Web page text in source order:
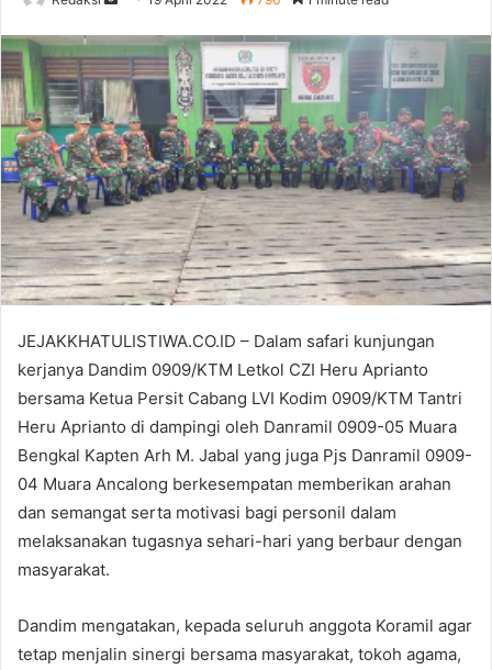
JEJAKKHATULISTIWA.CO.ID – Dalam safari kunjungan
kerjanya Dandim 0909/KTM Letkol CZI Heru Aprianto
bersama Ketua Persit Cabang LVI Kodim 0909/KTM Tantri
Heru Aprianto di dampingi oleh Danramil 0909-05 Muara
Bengkal Kapten Arh M. Jabal yang juga Pjs Danramil 0909-
04 Muara Ancalong berkesempatan memberikan arahan
dan semangat serta motivasi bagi personil dalam
melaksanakan tugasnya sehari-hari yang berbaur dengan
masyarakat.
Dandim mengatakan, kepada seluruh anggota Koramil agar
tetap menjalin sinergi bersama masyarakat, tokoh agama,